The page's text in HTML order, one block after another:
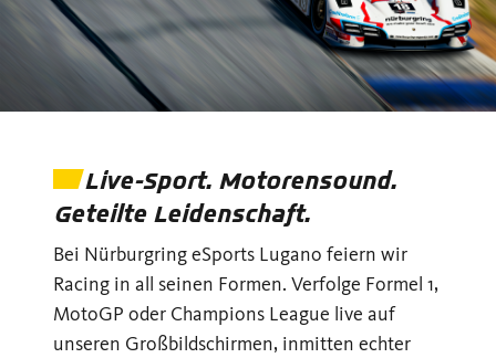
Live-Sport. Motorensound.
Geteilte Leidenschaft.
Bei Nürburgring eSports Lugano feiern wir
Racing in all seinen Formen. Verfolge Formel 1,
MotoGP oder Champions League live auf
unseren Großbildschirmen, inmitten echter